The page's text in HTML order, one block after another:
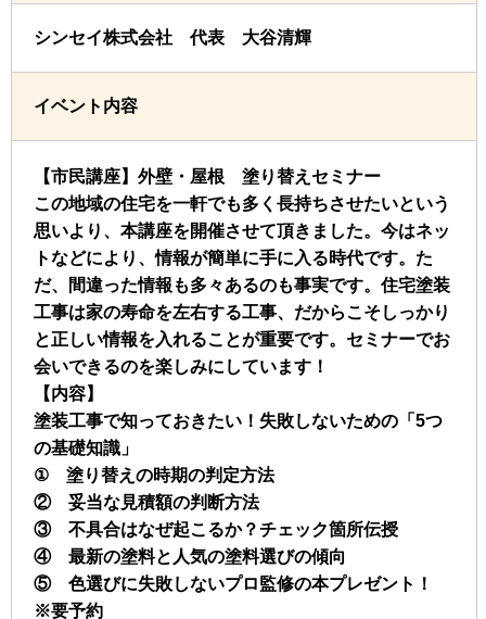
シンセイ株式会社 代表 大谷清輝
イベント内容
【市民講座】外壁・屋根 塗り替えセミナー
この地域の住宅を一軒でも多く長持ちさせたいという
思いより、本講座を開催させて頂きました。今はネッ
トなどにより、情報が簡単に手に入る時代です。た
だ、間違った情報も多々あるのも事実です。住宅塗装
工事は家の寿命を左右する工事、だからこそしっかり
と正しい情報を入れることが重要です。セミナーでお
会いできるのを楽しみにしています！
【内容】
塗装工事で知っておきたい！失敗しないための「5つ
の基礎知識」
① 塗り替えの時期の判定方法
② 妥当な見積額の判断方法
③ 不具合はなぜ起こるか？チェック箇所伝授
④ 最新の塗料と人気の塗料選びの傾向
⑤ 色選びに失敗しないプロ監修の本プレゼント！
※要予約